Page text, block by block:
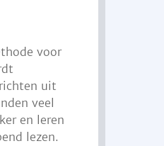
voor
uit
veel
en leren
lezen.